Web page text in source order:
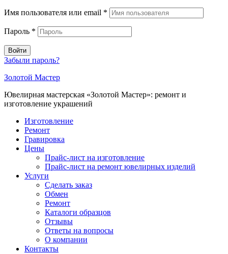
Имя пользователя или email *
Пароль *
Войти
Забыли пароль?
Золотой Мастер
Ювелирная мастерская «Золотой Мастер»: ремонт и
изготовление украшений
Изготовление
Ремонт
Гравировка
Цены
Прайс-лист на изготовление
Прайс-лист на ремонт ювелирных изделий
Услуги
Сделать заказ
Обмен
Ремонт
Каталоги образцов
Отзывы
Ответы на вопросы
О компании
Контакты